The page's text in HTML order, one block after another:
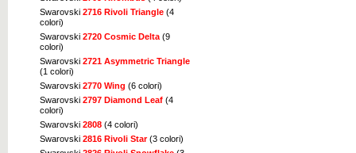
Swarovski 2716 Rivoli Triangle (4
colori)
Swarovski 2720 Cosmic Delta (9
colori)
Swarovski 2721 Asymmetric Triangle
(1 colori)
Swarovski 2770 Wing (6 colori)
Swarovski 2797 Diamond Leaf (4
colori)
Swarovski 2808 (4 colori)
Swarovski 2816 Rivoli Star(3 colori)